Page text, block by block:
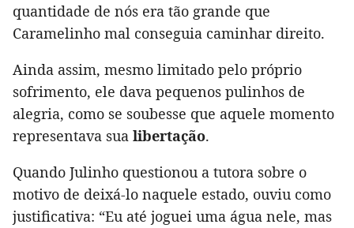
quantidade de nós era tão grande que
Caramelinho mal conseguia caminhar direito.
Ainda assim, mesmo limitado pelo próprio
sofrimento, ele dava pequenos pulinhos de
alegria, como se soubesse que aquele momento
representava sua libertação.
Quando Julinho questionou a tutora sobre o
motivo de deixá-lo naquele estado, ouviu como
justificativa: “Eu até joguei uma água nele, mas